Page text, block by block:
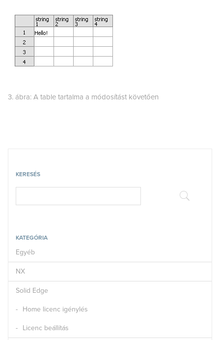
KERESÉS
KATEGÓRIA
Egyéb
NX
Solid Edge
Home licenc igénylés
Licenc beállítás
3. ábra: A table tartalma a módosítást követően